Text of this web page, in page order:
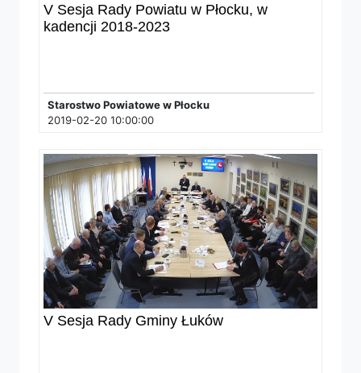
V Sesja Rady Powiatu w Płocku, w
kadencji 2018-2023
Starostwo Powiatowe w Płocku
2019-02-20 10:00:00
V Sesja Rady Gminy Łuków